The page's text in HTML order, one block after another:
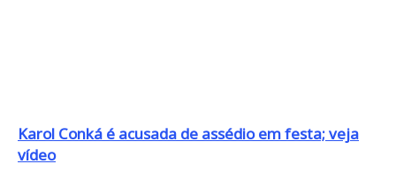
Karol Conká é acusada de assédio em festa; veja
vídeo